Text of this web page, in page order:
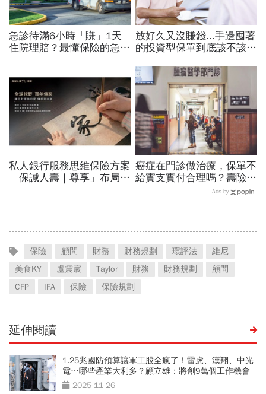
急診待滿6小時「賺」1天
住院理賠？最懂保險的急診
放好久又沒賺錢...手邊囤著
的投資型保單到底該不該贖
判斷保單去留
私人銀行服務思維保險方案
「保誠人壽｜尊享」布局高
癌症在門診做治療，保單不
給實支實付合理嗎？壽險公
會拒絕批註通融理賠！不少
Ads by
保險 顧問 財務 財務規劃 環評法
維尼
美食KY
盧震宸 Taylor 財務 財務規劃
顧問
CFP
IFA 保險 保險規劃
延伸閱讀
1.25兆國防預算讓軍工股全瘋了！雷虎、漢翔、中光
電…哪些產業大利多？顧立雄：將創9萬個工作機會
2025-11-26